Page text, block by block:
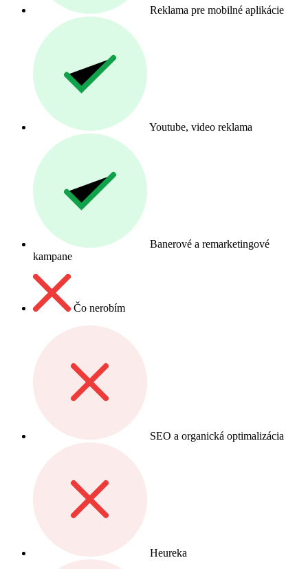
Reklama pre mobilné aplikácie
Youtube, video reklama
Banerové a remarketingové
kampane
Čo nerobím
SEO a organická optimalizácia
Heureka